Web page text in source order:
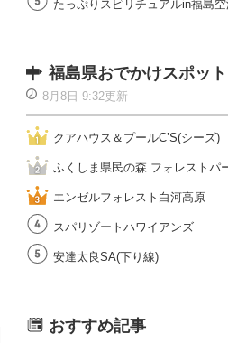
たっぷりスピリチュアルin福島
福島県おでかけスポッ
8月8日 9:32更新
クアハウス＆プールC’S(シーズ)
ふくしま県民の森 フォレストパ
エンゼルフォレスト白河高原
スパリゾートハワイアンズ
安達太良SA(下り線)
おすすめ記事